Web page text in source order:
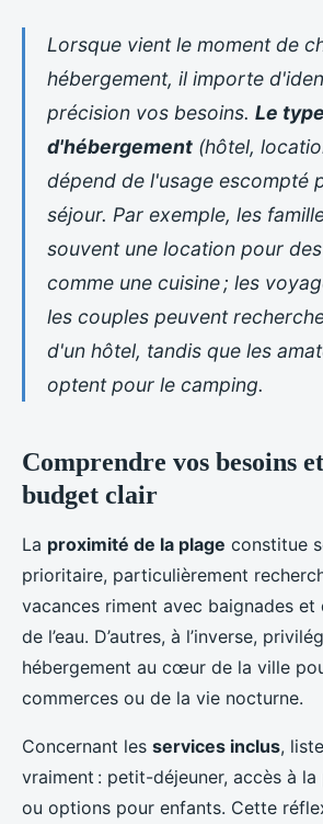
Comment choisir son
hébergement en
selon vos besoins et
Cellier• 30 juin 2025
Lorsque vient le moment de
hébergement, il importe
précision vos besoins. Le type
d'hébergement (hôtel,
dépend de l'usage escompté
séjour. Par exemple, les
souvent une location pour
comme une cuisine ; les
les couples peuvent
d'un hôtel, tandis que les
optent pour le camping.
Comprendre vos besoins
budget clair
La proximité de la plage constitue
prioritaire, particulièrement
vacances riment avec baignades
de l’eau. D’autres, à l’inverse,
hébergement au cœur de la ville
commerces ou de la vie nocturne.
Concernant les services inclus,
vraiment : petit-déjeuner, accès à
ou options pour enfants. Cette